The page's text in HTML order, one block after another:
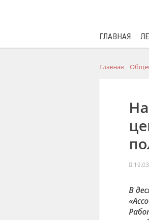
ГЛАВНАЯ
Главная
В